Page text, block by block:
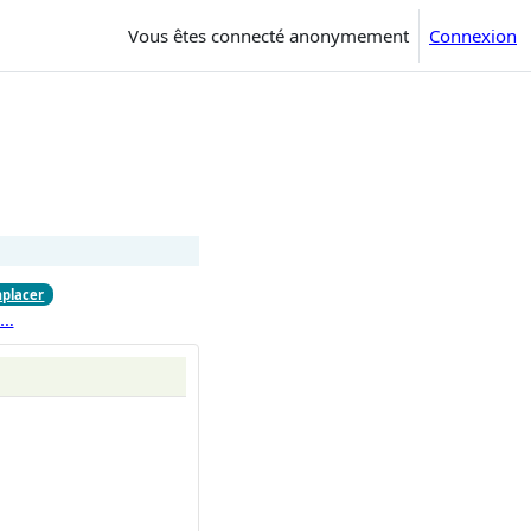
Vous êtes connecté anonymement Connexion